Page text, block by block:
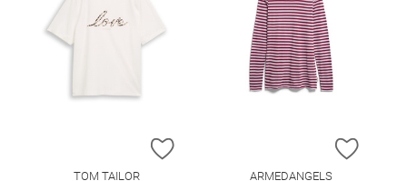
ZUR WUNSCHLISTE HINZUFÜGEN
TOM TAILOR
ZUR
ARMEDANGELS